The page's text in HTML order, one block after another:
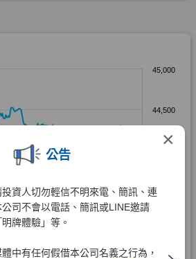
×
公告
資人切勿輕信不明來電、簡訊、連
司不會以電話、簡訊或LINE邀請
牌體驗」等。
中有任何假借本公司名義之行為，